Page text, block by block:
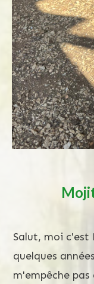
Salut, moi
quelques
m'empêche